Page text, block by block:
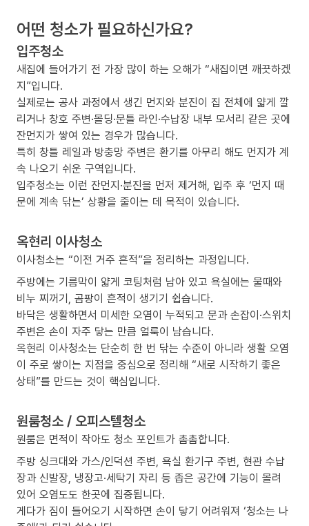
어떤 청소가 필요하신가요?
입주청소
새집에 들어가기 전 가장 많이 하는 오해가 “새집이면 깨끗하겠
지”입니다.
실제로는 공사 과정에서 생긴 먼지와 분진이 집 전체에 얇게 깔
리거나 창호 주변·몰딩·문틀 라인·수납장 내부 모서리 같은 곳에
잔먼지가 쌓여 있는 경우가 많습니다.
특히 창틀 레일과 방충망 주변은 환기를 아무리 해도 먼지가 계
속 나오기 쉬운 구역입니다.
입주청소는 이런 잔먼지·분진을 먼저 제거해, 입주 후 ‘먼지 때
문에 계속 닦는’ 상황을 줄이는 데 목적이 있습니다.
옥현리 이사청소
이사청소는 “이전 거주 흔적”을 정리하는 과정입니다.
주방에는 기름막이 얇게 코팅처럼 남아 있고 욕실에는 물때와
비누 찌꺼기, 곰팡이 흔적이 생기기 쉽습니다.
바닥은 생활하면서 미세한 오염이 누적되고 문과 손잡이·스위치
주변은 손이 자주 닿는 만큼 얼룩이 남습니다.
옥현리 이사청소는 단순히 한 번 닦는 수준이 아니라 생활 오염
이 주로 쌓이는 지점을 중심으로 정리해 “새로 시작하기 좋은
상태”를 만드는 것이 핵심입니다.
원룸청소 / 오피스텔청소
원룸은 면적이 작아도 청소 포인트가 촘촘합니다.
주방 싱크대와 가스/인덕션 주변, 욕실 환기구 주변, 현관 수납
장과 신발장, 냉장고·세탁기 자리 등 좁은 공간에 기능이 몰려
있어 오염도도 한곳에 집중됩니다.
게다가 짐이 들어오기 시작하면 손이 닿기 어려워져 ‘청소는 나